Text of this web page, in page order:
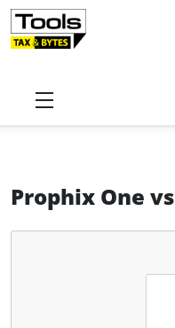
Startseite
Prophix One vs